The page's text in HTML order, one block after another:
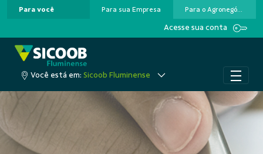
Pular para o Conteúdo principal
Para você Para sua Empresa Para o Agronegócio
Acesse sua conta
Você está em: Sicoob Fluminense